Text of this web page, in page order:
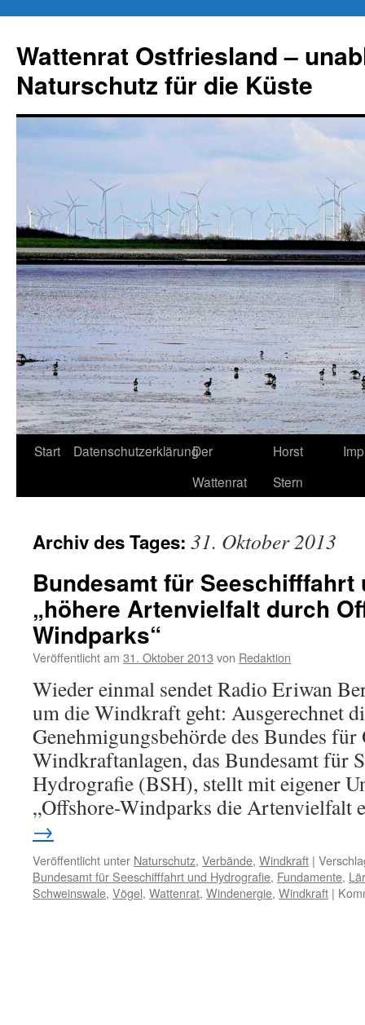
springen
Wattenrat Ostfriesland –
Naturschutz für die Küste
Start DatenschutzerklärungDer
Wattenrat
Horst
Stern
Archiv des Tages: 31. Oktober 2013
Bundesamt für
„höhere Artenvielfalt durch
Windparks“
Veröffentlicht am 31. Oktober 2013 von Redaktion
Wieder einmal sendet Radio Eriwan
um die Windkraft geht: Ausgerechnet
Genehmigungsbehörde des Bundes
Windkraftanlagen, das Bundesamt für
Hydrografie (BSH), stellt mit eigener
„Offshore-Windparks die Artenvielfalt
→
Veröffentlicht unter Naturschutz, Verbände, Windkraft |
Bundesamt für Seeschifffahrt und Hydrografie, Fundamente,
Schweinswale, Vögel, Wattenrat, Windenergie, Windkraft |